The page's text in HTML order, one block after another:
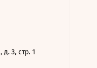
д. 3, стр. 1